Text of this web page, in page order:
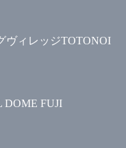
ヴィレッジTOTONOI
DOME FUJI